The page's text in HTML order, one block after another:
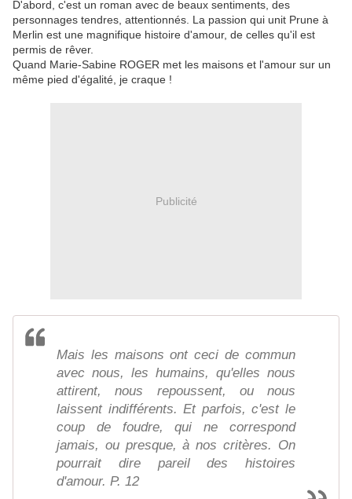
D'abord, c'est un roman avec de beaux sentiments, des
personnages tendres, attentionnés. La passion qui unit Prune à
Merlin est une magnifique histoire d'amour, de celles qu'il est
permis de rêver.
Quand Marie-Sabine ROGER met les maisons et l'amour sur un
même pied d'égalité, je craque !
Publicité
Mais les maisons ont ceci de commun
avec nous, les humains, qu'elles nous
attirent, nous repoussent, ou nous
laissent indifférents. Et parfois, c'est le
coup de foudre, qui ne correspond
jamais, ou presque, à nos critères. On
pourrait dire pareil des histoires
d'amour. P. 12